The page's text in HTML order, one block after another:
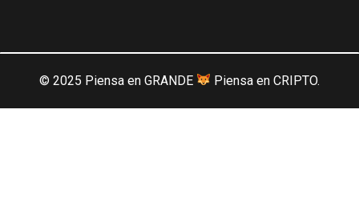
© 2025 Piensa en GRANDE Piensa en CRIPTO.